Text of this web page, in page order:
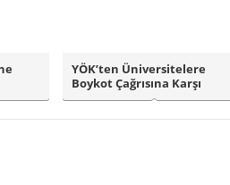
YÖK’ten Üniversitelere
Boykot Çağrısına Karşı
Talimat:..